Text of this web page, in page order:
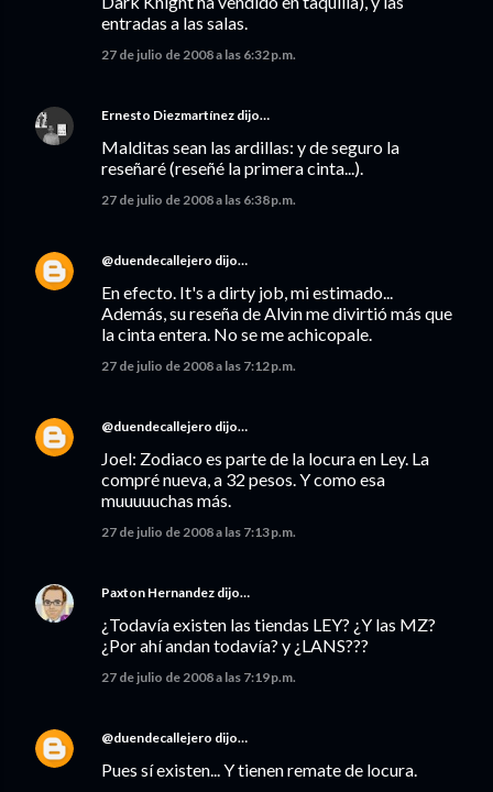
entradas a las salas.
27 de julio de 2008 a las 6:32 p.m.
Ernesto Diezmartínez dijo…
Malditas sean las ardillas: y de seguro la
reseñaré (reseñé la primera cinta...).
27 de julio de 2008 a las 6:38 p.m.
@duendecallejero dijo…
En efecto. It's a dirty job, mi estimado...
Además, su reseña de Alvin me divirtió más que
la cinta entera. No se me achicopale.
27 de julio de 2008 a las 7:12 p.m.
@duendecallejero dijo…
Joel: Zodiaco es parte de la locura en Ley. La
compré nueva, a 32 pesos. Y como esa
muuuuuchas más.
27 de julio de 2008 a las 7:13 p.m.
Paxton Hernandez dijo…
¿Todavía existen las tiendas LEY? ¿Y las MZ?
¿Por ahí andan todavía? y ¿LANS???
27 de julio de 2008 a las 7:19 p.m.
@duendecallejero dijo…
Pues sí existen... Y tienen remate de locura.